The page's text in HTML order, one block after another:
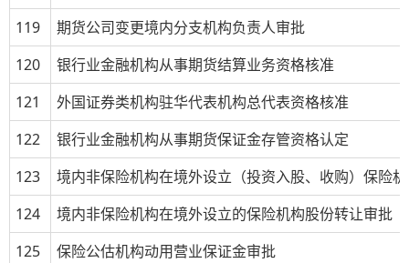
119
期货公司变更境内分支机构负责人审批
120
银行业金融机构从事期货结算业务资格核准
121
外国证券类机构驻华代表机构总代表资格核准
122
银行业金融机构从事期货保证金存管资格认定
123
境内非保险机构在境外设立（投资入股、收购）保险
124
境内非保险机构在境外设立的保险机构股份转让审批
125
保险公估机构动用营业保证金审批